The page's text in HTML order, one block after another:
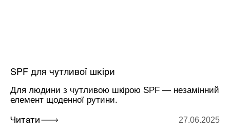
SPF для чутливої шкіри
Для людини з чутливою шкірою SPF — незамінний
елемент щоденної рутини.
Читати 27.06.2025